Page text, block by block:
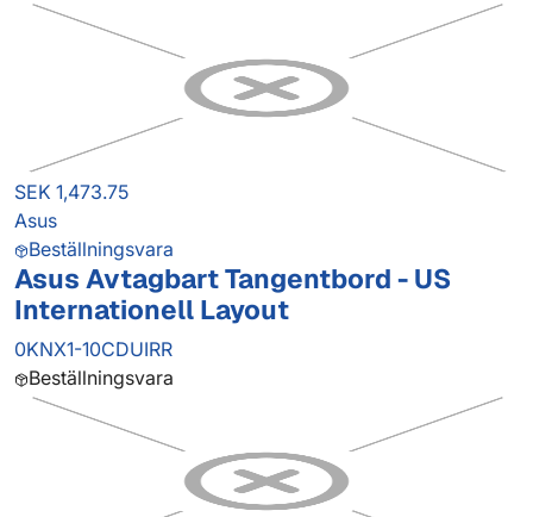
SEK 1,473.75
Asus
Beställningsvara
Asus Avtagbart Tangentbord - US
Internationell Layout
0KNX1-10CDUIRR
Beställningsvara